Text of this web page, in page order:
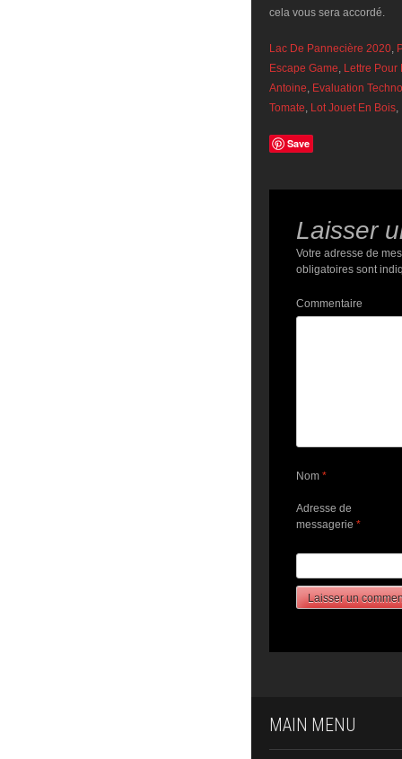
cela vous sera accordé.
Lac De Pannecière 2020,
Escape Game, Lettre Pour
Antoine, Evaluation
Tomate, Lot Jouet En Bois,
Save
Laisser
Votre adresse de
obligatoires sont
Commentaire
Nom *
Adresse de
messagerie *
MAIN MENU